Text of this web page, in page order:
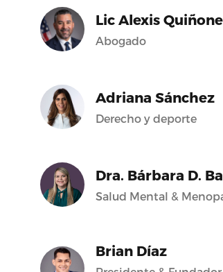
Lic Alexis
Abogado
Adriana Sánchez
Derecho y deporte
Dra. Bárbara D.
Salud Mental &
Brian Díaz